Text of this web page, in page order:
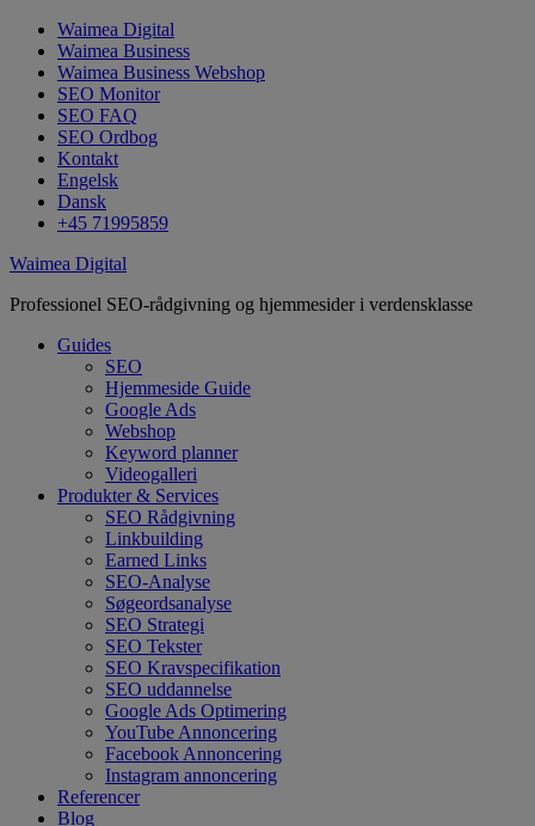
Waimea Digital
Waimea Business
Waimea Business Webshop
SEO Monitor
SEO FAQ
SEO Ordbog
Kontakt
Engelsk
Dansk
+45 71995859
Waimea Digital
Professionel SEO-rådgivning og hjemmesider i verdensklasse
Guides
SEO
Hjemmeside Guide
Google Ads
Webshop
Keyword planner
Videogalleri
Produkter & Services
SEO Rådgivning
Linkbuilding
Earned Links
SEO-Analyse
Søgeordsanalyse
SEO Strategi
SEO Tekster
SEO Kravspecifikation
SEO uddannelse
Google Ads Optimering
YouTube Annoncering
Facebook Annoncering
Instagram annoncering
Referencer
Blog